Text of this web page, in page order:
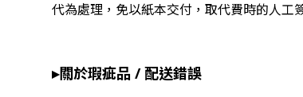
代為處理，免以紙本交付，取代費時的人工
▸關於瑕疵品 / 配送錯誤